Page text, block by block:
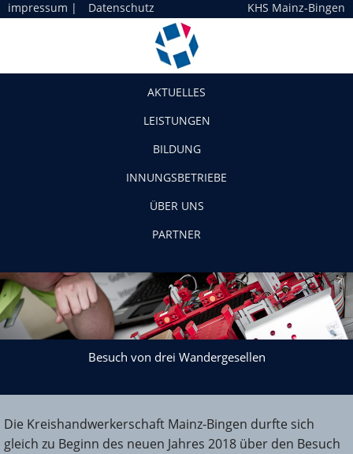
impressum | Datenschutz KHS Mainz-Bingen
AKTUELLES
LEISTUNGEN
BILDUNG
INNUNGSBETRIEBE
ÜBER UNS
PARTNER
Besuch von drei Wandergesellen
Die Kreishandwerkerschaft Mainz-Bingen durfte sich
gleich zu Beginn des neuen Jahres 2018 über den Besuch